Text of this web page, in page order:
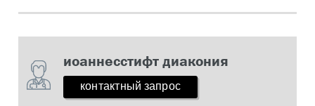
иоаннесстифт диакония
контактный запрос